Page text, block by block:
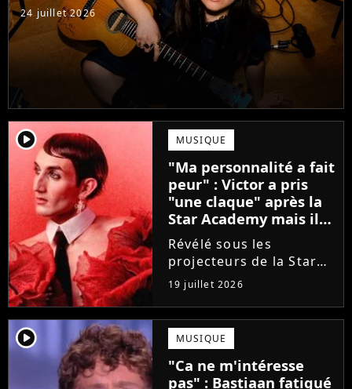
24 juillet 2026
player2 MUSIQUE
"Ma personnalité a fait
peur" : Victor a pris
"une claque" après la
Star Academy mais il
en est ressorti plus
fort (interview)
Révélé sous les
projecteurs de la Star
Academy, Victor a fait
face à la réalité brutale
de l'industrie musicale
après sa sortie de
l'émission. Face à des
maisons de disques
frileuses,...
19 juillet 2026
player2 MUSIQUE
"Ca ne m'intéresse
pas" : Bastiaan fatigué